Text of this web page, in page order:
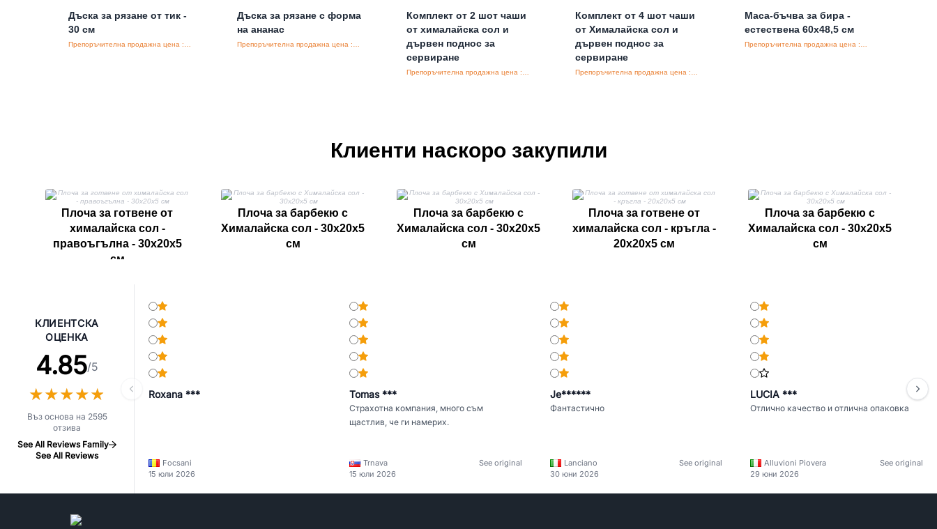
Дъска за рязане от тик -
30 см
Дъска за рязане с форма
на ананас
Комплект от 2 шот чаши
от хималайска сол и
дървен поднос за
сервиране
Комплект от 4 шот чаши
от Хималайска сол и
дървен поднос за
сервиране
Маса-бъчва за бира -
естествена 60x48,5 см
Клиенти наскоро закупили
Плоча за готвене от
хималайска сол -
правоъгълна - 30x20x5
см
Плоча за барбекю с
Хималайска сол - 30x20x5
см
Плоча за барбекю с
Хималайска сол - 30x20x5
см
Плоча за готвене от
хималайска сол - кръгла -
20x20x5 см
Плоча за барбекю с
Хималайска сол - 30x20x5
см
КЛИЕНТСКА
ОЦЕНКА
4.85/5
★★★★★
★★★★★
Въз основа на 2595
отзива
See All Reviews Family
See All Reviews
Roxana ***
Focsani
15 юли 2026
Tomas ***
Страхотна компания, много съм
щастлив, че ги намерих.
Trnava
See original
15 юли 2026
Je******
Фантастично
Lanciano
See original
30 юни 2026
LUCIA ***
Отлично качество и отлична опаковка
Alluvioni Piovera
See original
29 юни 2026